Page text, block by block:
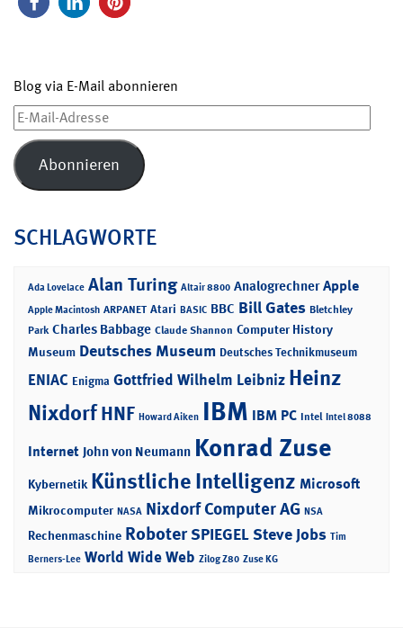
Blog via E-Mail abonnieren
E-
Mail-
Adresse
Abonnieren
SCHLAGWORTE
Ada Lovelace Alan Turing Altair 8800 Analogrechner Apple
Apple Macintosh ARPANET Atari BASIC BBC Bill Gates Bletchley
Park Charles Babbage Claude Shannon Computer History
Museum Deutsches Museum Deutsches Technikmuseum
ENIAC Enigma Gottfried Wilhelm Leibniz Heinz
NixdorfHNF Howard Aiken IBM IBM PC Intel Intel 8088
Internet John von Neumann Konrad Zuse
Kybernetik Künstliche Intelligenz Microsoft
Mikrocomputer NASA Nixdorf Computer AG NSA
Rechenmaschine RoboterSPIEGELSteve Jobs Tim
Berners-Lee World Wide Web Zilog Z80 Zuse KG